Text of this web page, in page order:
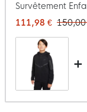
Survêtement
111,98 € 150,00
+